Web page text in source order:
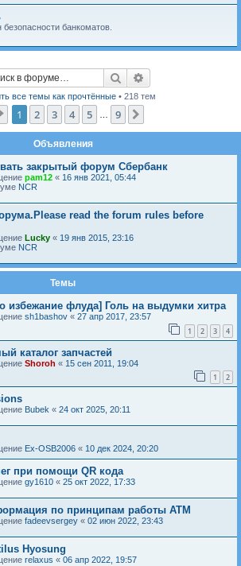
банкоматов.
Поиск
все темы как прочтённые • 218 тем
Страница из
1 2 3 4 5 9
Объявления
закрытый форум Сбербанк
pam12 « 16 янв 2021, 05:44
NCR
read the forum rules before
Lucky « 19 янв 2015, 23:16
NCR
Темы
избежание флуда] Голь на выдумки хитра
sh1bashov « 27 апр 2017, 23:57
1 2 3 4
каталог запчастей
Shoroh « 15 сен 2011, 19:04
1 2
Bubek « 24 окт 2025, 20:11
Ex-OSB2006 « 10 дек 2024, 20:20
при помощи QR кода
gy1610 « 25 окт 2022, 17:33
по принципам работы ATM
fadeevsergey « 02 июн 2022, 23:43
Hyosung
relaxus « 06 апр 2022, 19:57